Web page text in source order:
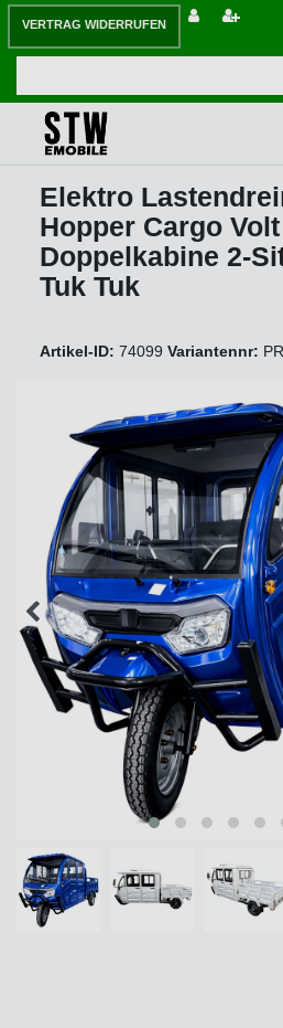
VERTRAG WIDERRUFEN
Elektro
Hopper Cargo
Doppelkabine 2-
Tuk Tuk
Artikel-ID: 74099 Variantennr: